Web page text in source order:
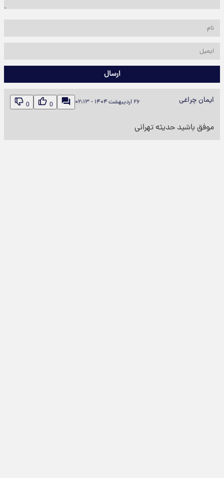
ارسال
ایمان چراغی ۲۶ اردیبهشت ۱۴۰۴ - ۰۲:۱۳ 0
0
موفق باشید حدیثه تهرانی